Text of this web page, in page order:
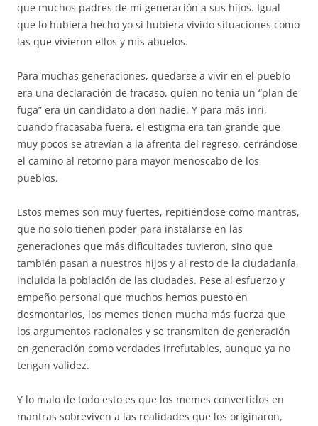
que muchos padres de mi generación a sus hijos. Igual
que lo hubiera hecho yo si hubiera vivido situaciones como
las que vivieron ellos y mis abuelos.
Para muchas generaciones, quedarse a vivir en el pueblo
era una declaración de fracaso, quien no tenía un “plan de
fuga” era un candidato a don nadie. Y para más inri,
cuando fracasaba fuera, el estigma era tan grande que
muy pocos se atrevían a la afrenta del regreso, cerrándose
el camino al retorno para mayor menoscabo de los
pueblos.
Estos memes son muy fuertes, repitiéndose como mantras,
que no solo tienen poder para instalarse en las
generaciones que más dificultades tuvieron, sino que
también pasan a nuestros hijos y al resto de la ciudadanía,
incluida la población de las ciudades. Pese al esfuerzo y
empeño personal que muchos hemos puesto en
desmontarlos, los memes tienen mucha más fuerza que
los argumentos racionales y se transmiten de generación
en generación como verdades irrefutables, aunque ya no
tengan validez.
Y lo malo de todo esto es que los memes convertidos en
mantras sobreviven a las realidades que los originaron,